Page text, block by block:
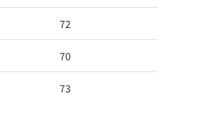
72
70
73